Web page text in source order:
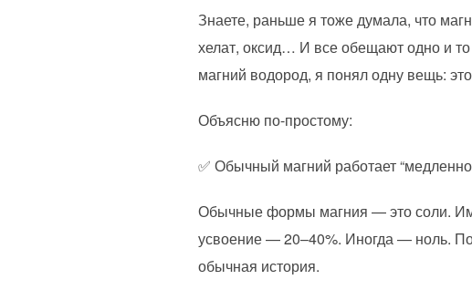
Знаете, раньше я тоже думала, что
хелат, оксид… И все обещают одно и
магний водород, я понял одну вещь:
Объясню по-простому:
✅️ Обычный магний работает
Обычные формы магния — это соли. Им
усвоение — 20–40%. Иногда — ноль.
обычная история.